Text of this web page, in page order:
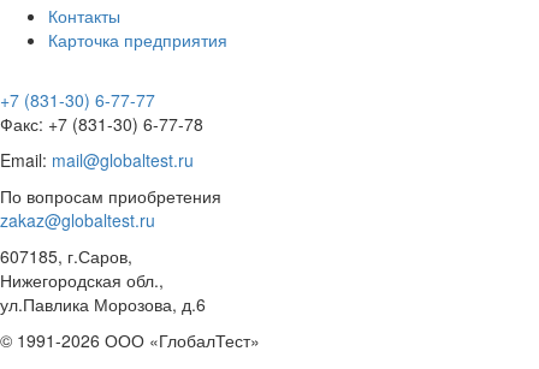
Контакты
Карточка предприятия
+7 (831-30) 6-77-77
Факс: +7 (831-30) 6-77-78
Email: mail@globaltest.ru
По вопросам приобретения
zakaz@globaltest.ru
607185, г.Саров,
Нижегородская обл.,
ул.Павлика Морозова, д.6
© 1991-2026 ООО «ГлобалТест»